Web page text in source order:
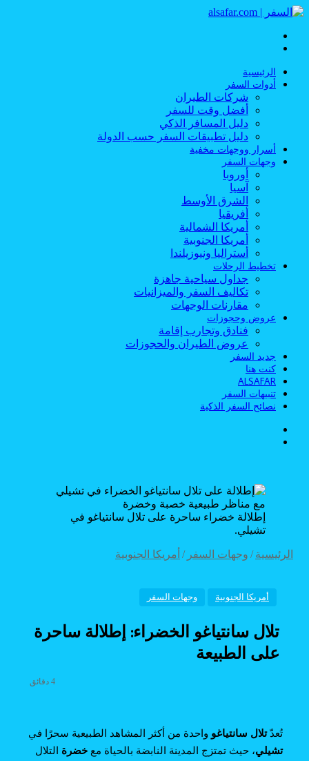
الرئيسية
أدوات السفر
شركات الطيران
أفضل وقت للسفر
دليل المسافر الذكي
دليل تطبيقات السفر حسب الدولة
أسرار ووجهات مخفية
وجهات السفر
أوروبا
آسيا
الشرق الأوسط
أفريقيا
أمريكا الشمالية
أمريكا الجنوبية
أستراليا ونيوزيلندا
تخطيط الرحلات
جداول سياحية جاهزة
تكاليف السفر والميزانيات
مقارنات الوجهات
عروض وحجوزات
فنادق وتجارب إقامة
عروض الطيران والحجوزات
جديد السفر
كنت هنا
ALSAFAR
تنبيهات السفر
نصائح السفر الذكية
إطلالة خضراء ساحرة على تلال سانتياغو في
تشيلي.
الرئيسية / وجهات السفر / أمريكا الجنوبية
أمريكا الجنوبية وجهات السفر
تلال سانتياغو الخضراء: إطلالة ساحرة
على الطبيعة
4 دقائق
تُعدّتلال سانتياغو واحدة من أكثر المشاهد الطبيعية سحرًا في
تشيلي، حيث تمتزج المدينة النابضة بالحياة مع خضرة التلال